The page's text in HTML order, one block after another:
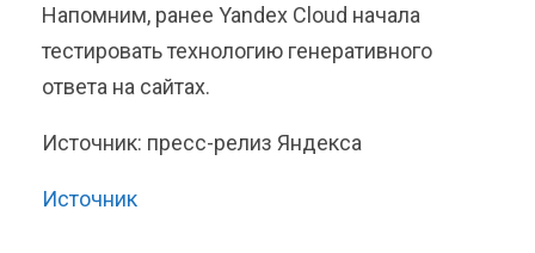
Напомним, ранее Yandex Cloud начала
тестировать технологию генеративного
ответа на сайтах.
Источник: пресс-релиз Яндекса
Источник